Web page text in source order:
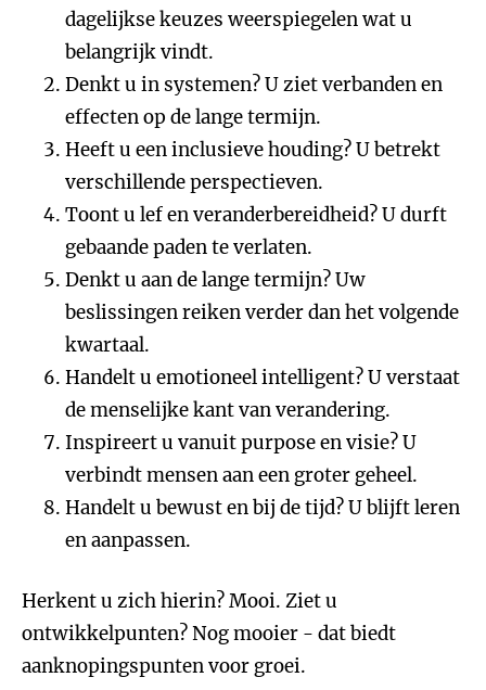
dagelijkse keuzes weerspiegelen wat u
belangrijk vindt.
Denkt u in systemen? U ziet verbanden en
effecten op de lange termijn.
Heeft u een inclusieve houding? U betrekt
verschillende perspectieven.
Toont u lef en veranderbereidheid? U durft
gebaande paden te verlaten.
Denkt u aan de lange termijn? Uw
beslissingen reiken verder dan het volgende
kwartaal.
Handelt u emotioneel intelligent? U verstaat
de menselijke kant van verandering.
Inspireert u vanuit purpose en visie? U
verbindt mensen aan een groter geheel.
Handelt u bewust en bij de tijd? U blijft leren
en aanpassen.
Herkent u zich hierin? Mooi. Ziet u
ontwikkelpunten? Nog mooier - dat biedt
aanknopingspunten voor groei.